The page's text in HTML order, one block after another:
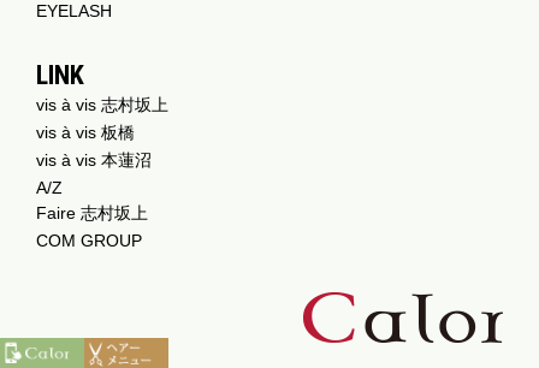
EYELASH
LINK
vis à vis 志村坂上
vis à vis 板橋
vis à vis 本蓮沼
A/Z
Faire 志村坂上
COM GROUP